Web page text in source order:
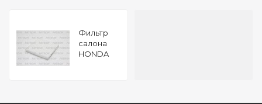
Фильтр
салона
HONDA